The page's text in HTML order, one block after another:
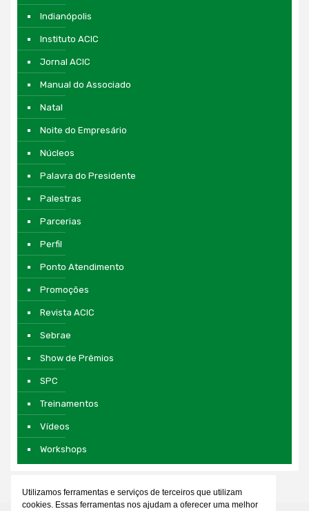
Indianópolis
Instituto ACIC
Jornal ACIC
Manual do Associado
Natal
Noite do Empresário
Núcleos
Palavra do Presidente
Palestras
Parcerias
Perfil
Ponto Atendimento
Promoções
Revista ACIC
Sebrae
Show de Prêmios
SPC
Treinamentos
Vídeos
Workshops
Utilizamos ferramentas e serviços de terceiros que utilizam
cookies. Essas ferramentas nos ajudam a oferecer uma melhor